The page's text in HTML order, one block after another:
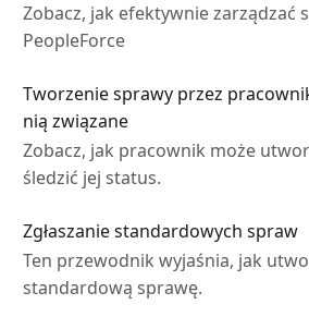
Zobacz, jak efektywnie zarządzać
PeopleForce
Tworzenie sprawy przez
nią związane
Zobacz, jak pracownik może
śledzić jej status.
Zgłaszanie standardowych spraw
Ten przewodnik wyjaśnia, jak
standardową sprawę.